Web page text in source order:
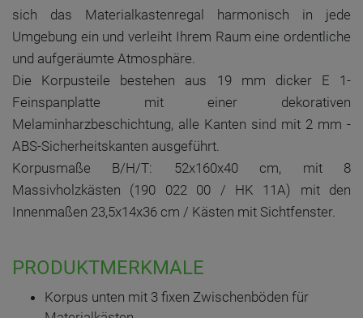
sich das Materialkastenregal harmonisch in jede
Umgebung ein und verleiht Ihrem Raum eine ordentliche
und aufgeräumte Atmosphäre.
Die Korpusteile bestehen aus 19 mm dicker E 1-
Feinspanplatte mit einer dekorativen
Melaminharzbeschichtung, alle Kanten sind mit 2 mm -
ABS-Sicherheitskanten ausgeführt.
Korpusmaße B/H/T: 52x160x40 cm, mit 8
Massivholzkästen (190 022 00 / HK 11A) mit den
Innenmaßen 23,5x14x36 cm / Kästen mit Sichtfenster.
PRODUKTMERKMALE
Korpus unten mit 3 fixen Zwischenböden für